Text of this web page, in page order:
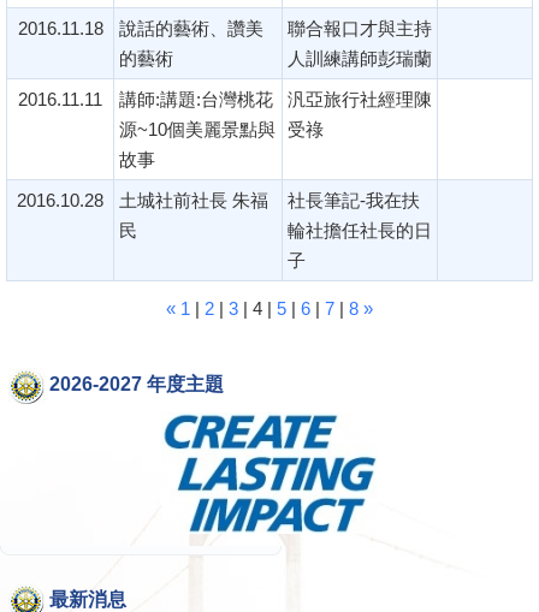
2016.11.18
說話的藝術、讚美
的藝術
聯合報口才與主持
人訓練講師彭瑞蘭
2016.11.11
講師:講題:台灣桃花
源~10個美麗景點與
故事
汎亞旅行社經理陳
受祿
2016.10.28
土城社前社長 朱福
民
社長筆記-我在扶
輪社擔任社長的日
子
« 1 | 2| 3| 4 | 5| 6| 7| 8 »
2026-2027 年度主題
最新消息